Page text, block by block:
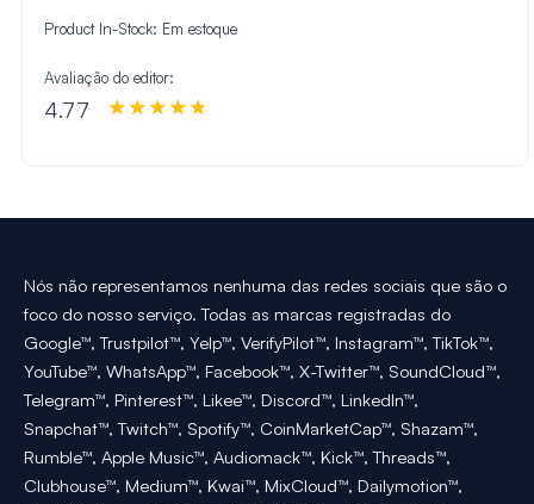
Product In-Stock: Em estoque
Avaliação do editor:
4.77
Nós não representamos nenhuma das redes sociais que são o
foco do nosso serviço. Todas as marcas registradas do
Google™, Trustpilot™, Yelp™, VerifyPilot™, Instagram™, TikTok™,
YouTube™, WhatsApp™, Facebook™, X-Twitter™, SoundCloud™,
Telegram™, Pinterest™, Likee™, Discord™, LinkedIn™,
Snapchat™, Twitch™, Spotify™, CoinMarketCap™, Shazam™,
Rumble™, Apple Music™, Audiomack™, Kick™, Threads™,
Clubhouse™, Medium™, Kwai™, MixCloud™, Dailymotion™,